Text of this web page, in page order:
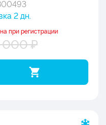
2 дн.
при регистрации
000 ₽